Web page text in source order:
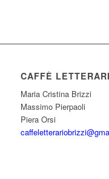
CAFFÈ
Maria Cristina Brizzi
Massimo Pierpaoli
Piera Orsi